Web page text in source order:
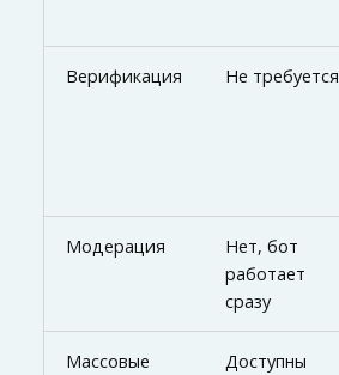
Верификация Не требуется
Модерация
Нет, бот
работает
сразу
Массовые
Доступны